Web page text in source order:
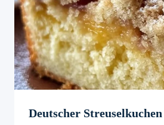
Deutscher Streuselkuchen